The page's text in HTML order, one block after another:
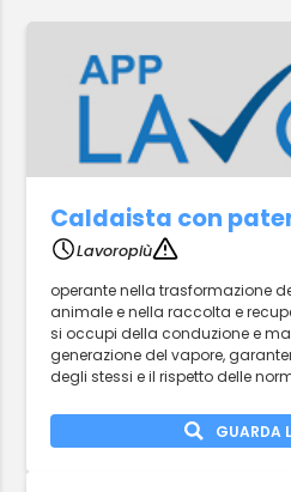
Caldaista con
Lavoropiù
operante nella trasformazione
animale e nella raccolta e
si occupi della conduzione e
generazione del vapore,
degli stessi e il rispetto delle
GUARDA